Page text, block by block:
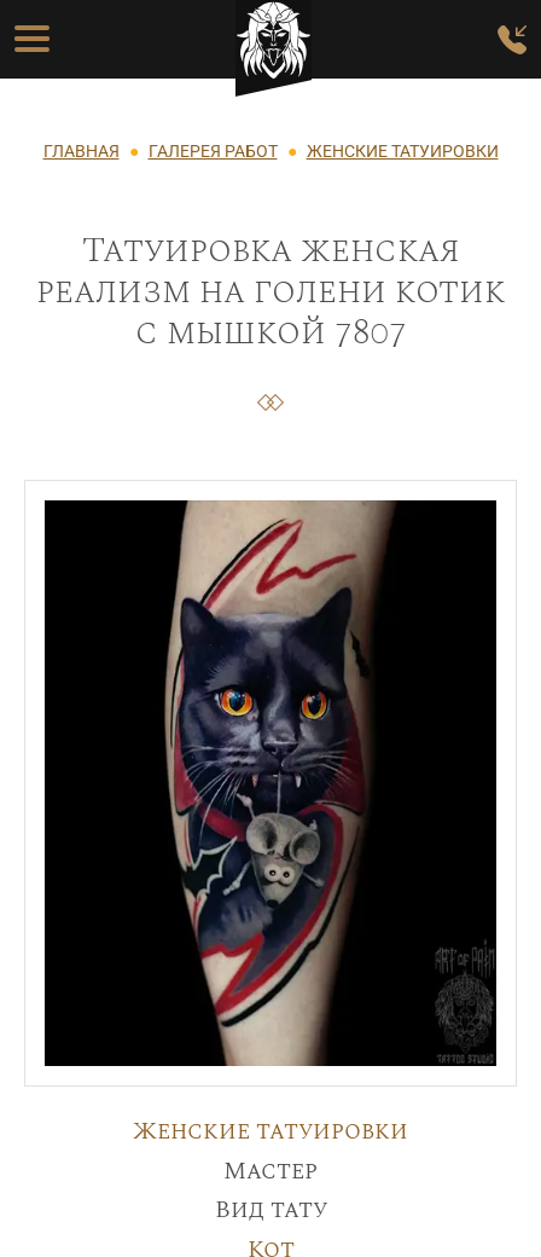
Перейти к основному содержанию
Основная навигация
Строка навигации
ГЛАВНАЯ ГАЛЕРЕЯ РАБОТ ЖЕНСКИЕ ТАТУИРОВКИ
Татуировка женская
реализм на голени котик
с мышкой 7807
Женские татуировки
Мастер
Вид тату
Кот